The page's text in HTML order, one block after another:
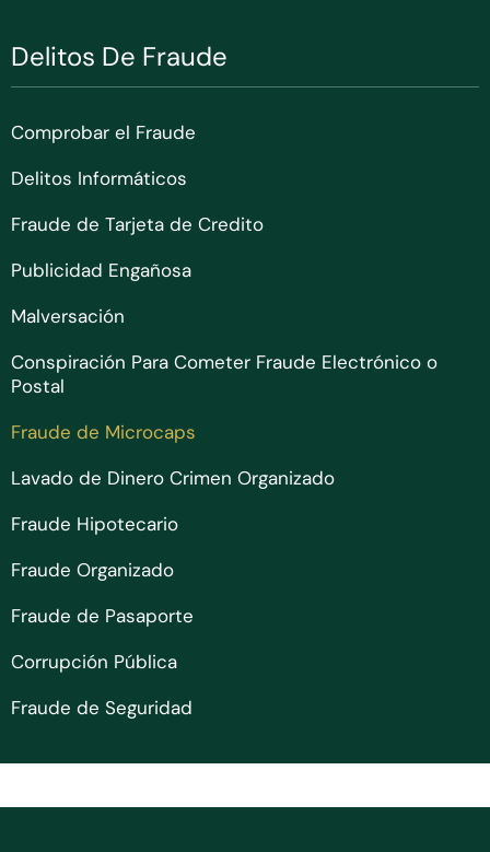
Delitos De Fraude
Comprobar el Fraude
Delitos Informáticos
Fraude de Tarjeta de Credito
Publicidad Engañosa
Malversación
Conspiración Para Cometer Fraude Electrónico o
Postal
Fraude de Microcaps
Lavado de Dinero Crimen Organizado
Fraude Hipotecario
Fraude Organizado
Fraude de Pasaporte
Corrupción Pública
Fraude de Seguridad